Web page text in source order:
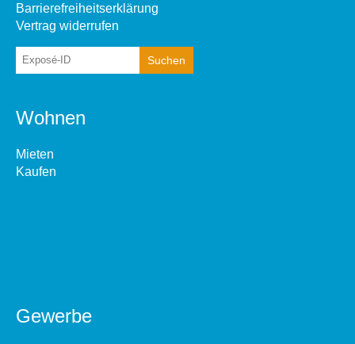
Barrierefreiheitserklärung
Vertrag widerrufen
Wohnen
Mieten
Kaufen
Gewerbe